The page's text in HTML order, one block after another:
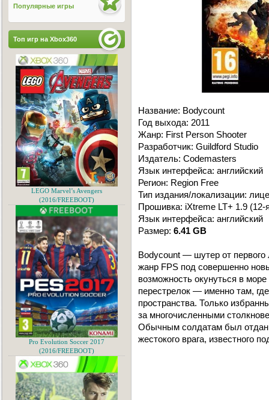
Название: Bodycount
Год выхода: 2011
Жанр: First Person Shooter
Разработчик: Guildford Studio
Издатель: Codemasters
Язык интерфейса: английский
Регион: Region Free
Тип издания/локализации:
Прошивка: iXtreme LT+ 1.9
Язык интерфейса: английский
Размер: 6.41 GB
Bodycount — шутер от первого
жанр FPS под совершенно
возможность окунуться в
перестрелок — именно там,
пространства. Только
за многочисленными
Обычным солдатам был отдан
жестокого врага, известного
Популярные игры
Топ игр на Xbox360
LEGO Marvel’s Avengers
(2016/FREEBOOT)
Pro Evolution Soccer 2017
(2016/FREEBOOT)